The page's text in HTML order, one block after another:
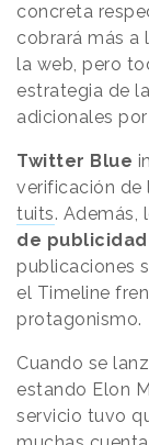
concreta
cobrará más a
la web, pero
estrategia de
adicionales
Twitter Blue
verificación de
tuits. Además,
de publicidad
publicaciones
el Timeline
protagonismo.
Cuando se
estando Elon
servicio tuvo